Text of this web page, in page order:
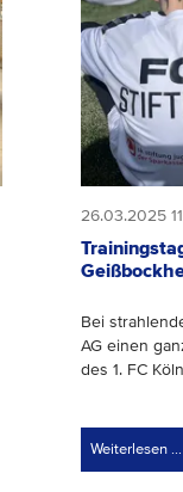
26.03.2025
Bei
AG einen
des 1. FC
Weiterlesen …